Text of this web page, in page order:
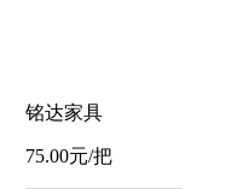
铭达家具
75.00元/把